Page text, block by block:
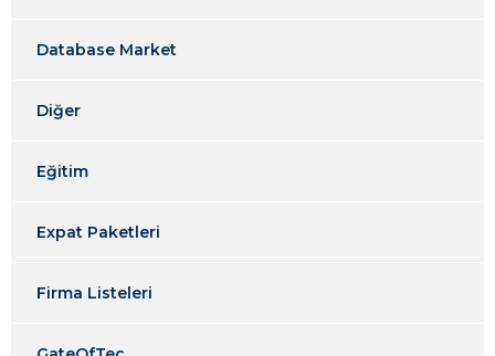
Database Market
Diğer
Eğitim
Expat Paketleri
Firma Listeleri